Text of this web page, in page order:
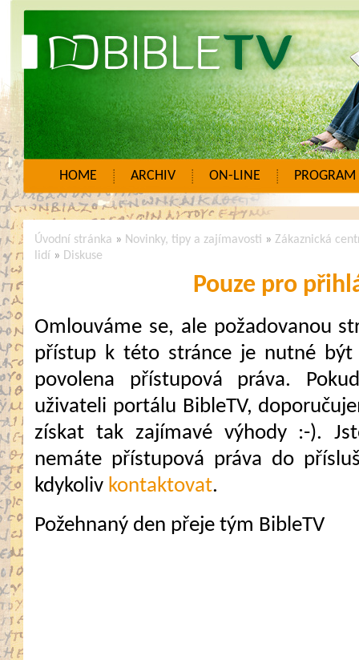
HOME ARCHIV ON-LINE PROGRAM
Úvodní stránka » Novinky, tipy a zajímavosti »Zákaznická
lidí » Diskuse
Pouze pro
Omlouváme se, ale požadovanou
přístup k této stránce je nutné
povolena přístupová práva.
uživateli portálu BibleTV,
získat tak zajímavé výhody :-).
nemáte přístupová práva do
kdykoliv kontaktovat.
Požehnaný den přeje tým BibleTV